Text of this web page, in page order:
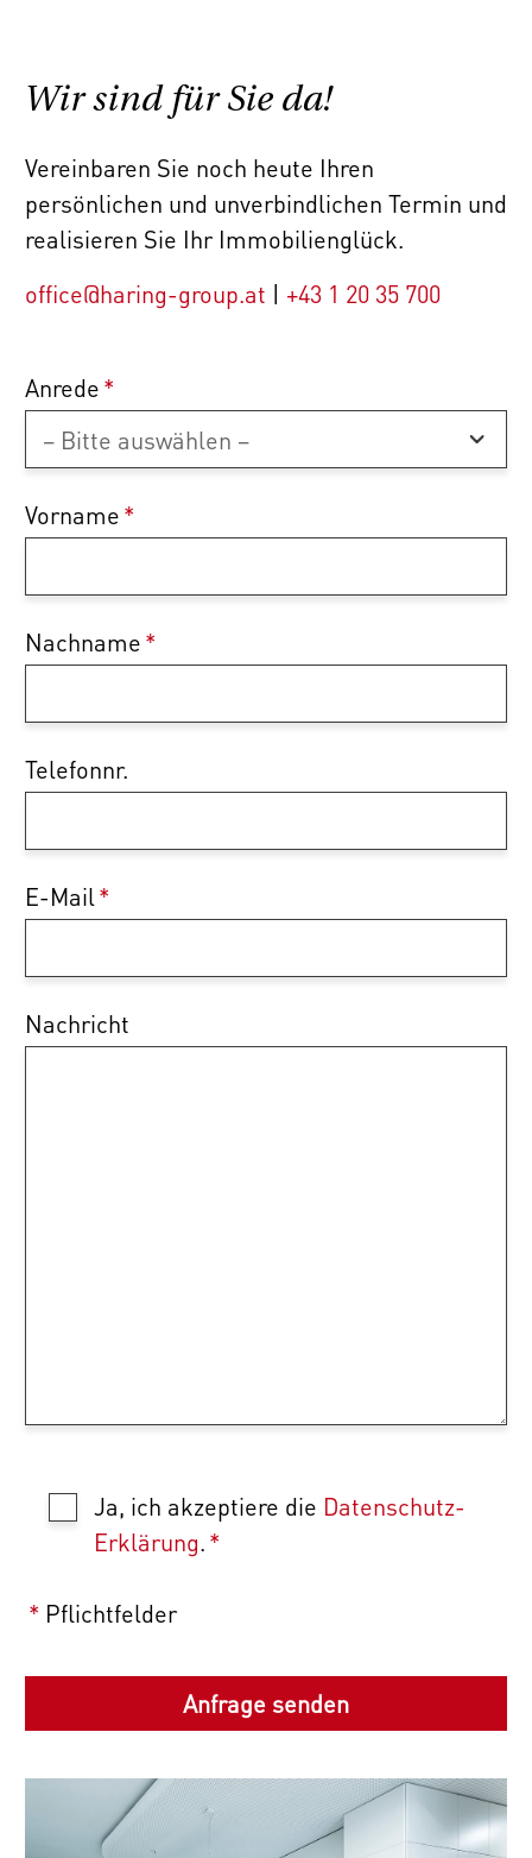
Wir sind für Sie da!
Vereinbaren Sie noch heute Ihren
persönlichen und unverbindlichen Termin und
realisieren Sie Ihr Immobilienglück.
office@haring-group.at | +43 1 20 35 700
Anrede*
Vorname*
Nachname*
Telefonnr.
E-Mail*
Nachricht
Ja, ich akzeptiere die Datenschutz-
Erklärung.*
* Pflichtfelder